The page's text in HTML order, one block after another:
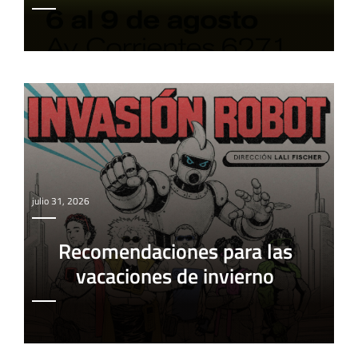
julio 31, 2026
Recomendaciones para las
vacaciones de invierno